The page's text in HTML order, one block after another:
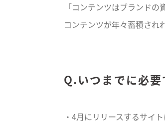
「コンテンツはブランドの
コンテンツが年々蓄積され
Q.いつまでに必要
・4月にリリースするサイ